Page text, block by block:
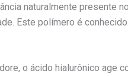
naturalmente presente
Este polímero é
o ácido hialurônico age